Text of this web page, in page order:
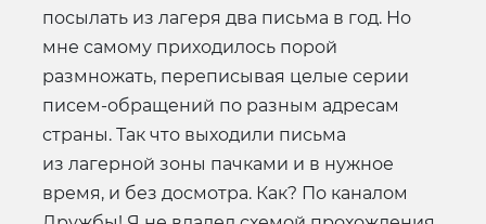
посылать из лагеря два письма в год. Но
мне самому приходилось порой
размножать, переписывая целые серии
писем-обращений по разным адресам
страны. Так что выходили письма
из лагерной зоны пачками и в нужное
время, и без досмотра. Как? По каналом